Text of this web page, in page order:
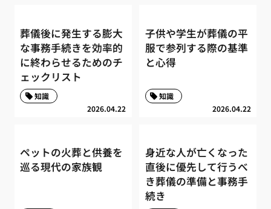
葬儀後に発生する膨大
な事務手続きを効率的
に終わらせるためのチ
ェックリスト
2026.04.22
知識
子供や学生が葬儀の平
服で参列する際の基準
と心得
2026.04.22
知識
ペットの火葬と供養を
巡る現代の家族観
身近な人が亡くなった
直後に優先して行うべ
き葬儀の準備と事務手
続き